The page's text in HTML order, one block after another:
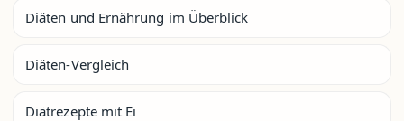
Diäten und Ernährung im Überblick
Diäten-Vergleich
Diätrezepte mit Ei